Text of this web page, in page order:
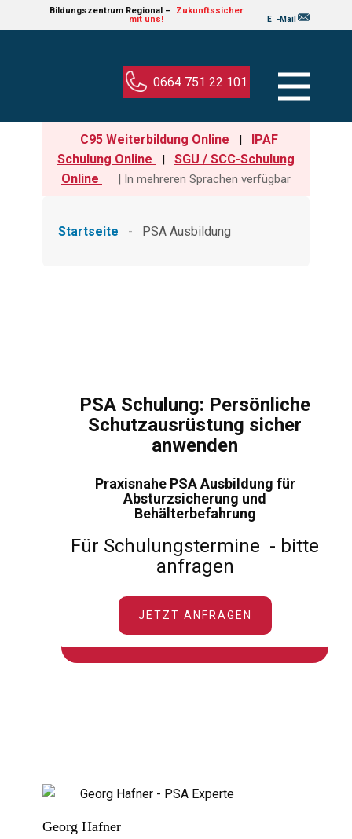
Bildungs​ze​ntru​m Regional –
Zukun​ft​ssic​her
mit uns!
E -Mail
0664 751 22 101
C95 Weiterbildung Online |
IPAF
Schulung Online
|
SGU / SCC-Schulung
Online
| In mehreren Sprachen verfügbar
Startseite - PSA Ausbildung
PSA Schulung: Persönl​iche
Schutzausrüstung sicher
anwenden
Praxisnahe PSA Ausbildung für
Absturzsicherung und
Behälterbefahrung
Für Schulungstermine - bitte
anfragen
JETZT ANFRAGEN
Georg Hafner